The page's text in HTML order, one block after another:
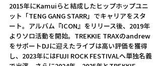
2015年にKamuiらと結成したヒップホップユニ
ット「TENG GANG STARR」でキャリアをスタ
ート。アルバム『ICON』をリリース後、2019年
よりソロ活動を開始。TREKKIE TRAXのandrew
をサポートDJに迎えたライブは高い評価を獲得
し、2023年にはFUJI ROCK FESTIVALへ単独名義